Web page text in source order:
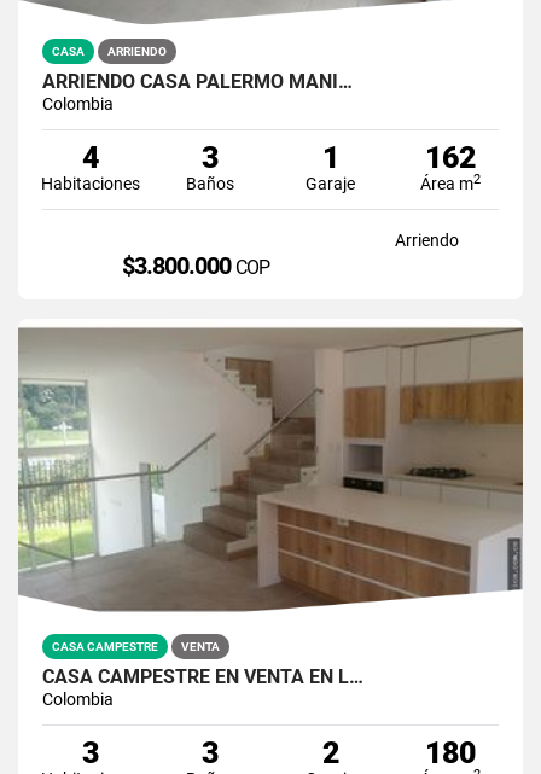
CASA ARRIENDO
ARRIENDO CASA PALERMO MANI…
Colombia
4
Habitaciones
3
Baños
1
Garaje
162
Área m2
Arriendo
$3.800.000 COP
CASA CAMPESTRE VENTA
CASA CAMPESTRE EN VENTA EN L…
Colombia
3 3 2 180